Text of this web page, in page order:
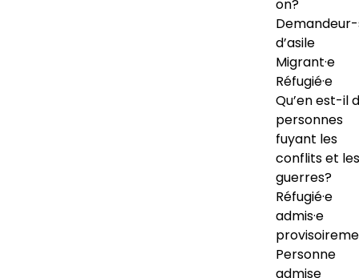
on?
d’asile
Migrant·e
Réfugié·e
Qu’en est-il
personnes
fuyant les
conflits et les
guerres?
Réfugié·e
admis·e
Personne
admise